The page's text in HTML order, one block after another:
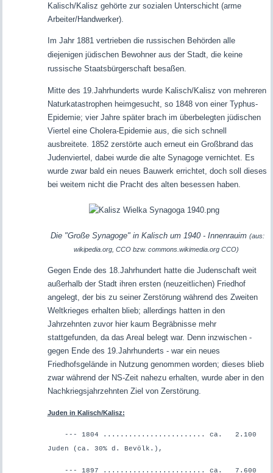
Kalisch/Kalisz gehörte zur sozialen Unterschicht (arme
Arbeiter/Handwerker).
Im Jahr 1881 vertrieben die russischen Behörden alle
diejenigen jüdischen Bewohner aus der Stadt, die keine
russische Staatsbürgerschaft besaßen.
Mitte des 19.Jahrhunderts wurde Kalisch/Kalisz von mehreren
Naturkatastrophen heimgesucht, so 1848 von einer Typhus-
Epidemie; vier Jahre später brach im überbelegten jüdischen
Viertel eine Cholera-Epidemie aus, die sich schnell
ausbreitete. 1852 zerstörte auch erneut ein Großbrand das
Judenviertel, dabei wurde die alte Synagoge vernichtet. Es
wurde zwar bald ein neues Bauwerk errichtet, doch soll dieses
bei weitem nicht die Pracht des alten besessen haben.
Die "Große Synagoge" in Kalisch um 1940 - Innenrauim (aus:
wikipedia.org, CCO bzw. commons.wikimedia.org CCO)
Gegen Ende des 18.Jahrhundert hatte die Judenschaft weit
außerhalb der Stadt ihren ersten (neuzeitlichen) Friedhof
angelegt, der bis zu seiner Zerstörung während des Zweiten
Weltkrieges erhalten blieb; allerdings hatten in den
Jahrzehnten zuvor hier kaum Begräbnisse mehr
stattgefunden, da das Areal belegt war. Denn inzwischen -
gegen Ende des 19.Jahrhunderts - war ein neues
Friedhofsgelände in Nutzung genommen worden; dieses blieb
zwar während der NS-Zeit nahezu erhalten, wurde aber in den
Nachkriegsjahrzehnten Ziel von Zerstörung.
Juden in Kalisch/Kalisz:
--- 1804 ........................ ca. 2.100
Juden (ca. 30% d. Bevölk.),
--- 1897 ........................ ca. 7.600